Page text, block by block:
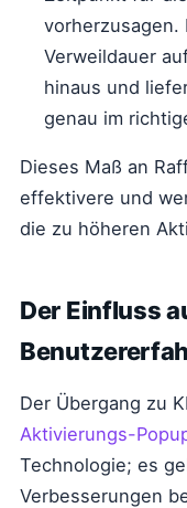
vorherzusagen.
Verweildauer
hinaus und
genau im
Dieses Maß an
effektivere und
die zu höheren
Der Einfluss
Der Übergang zu
Aktivierungs-
Technologie; es
Verbesserungen